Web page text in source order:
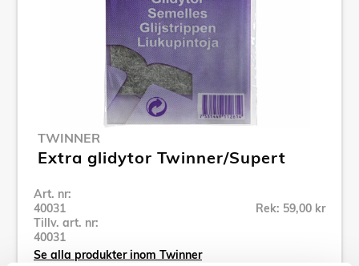
TWINNER
Extra glidytor Twinner/Supert
Art. nr:
40031
Tillv. art. nr:
40031
Rek: 59,00 kr
Se alla produkter inom Twinner